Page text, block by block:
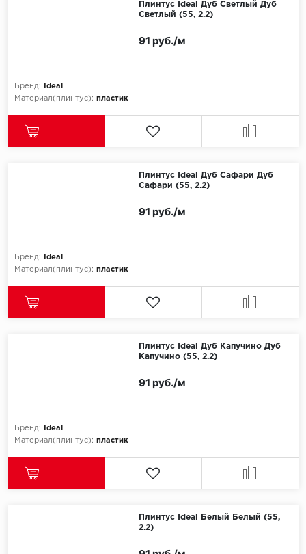
Плинтус Ideal Дуб Светлый Дуб
Светлый (55, 2.2)
Бренд:
Ideal
Материал(плинтус): пластик
91 руб./м
Плинтус Ideal Дуб Сафари Дуб
Сафари (55, 2.2)
Бренд:
Ideal
Материал(плинтус): пластик
91 руб./м
Плинтус Ideal Дуб Капучино Дуб
Капучино (55, 2.2)
Бренд:
Ideal
Материал(плинтус): пластик
91 руб./м
Плинтус Ideal Белый Белый (55,
2.2)